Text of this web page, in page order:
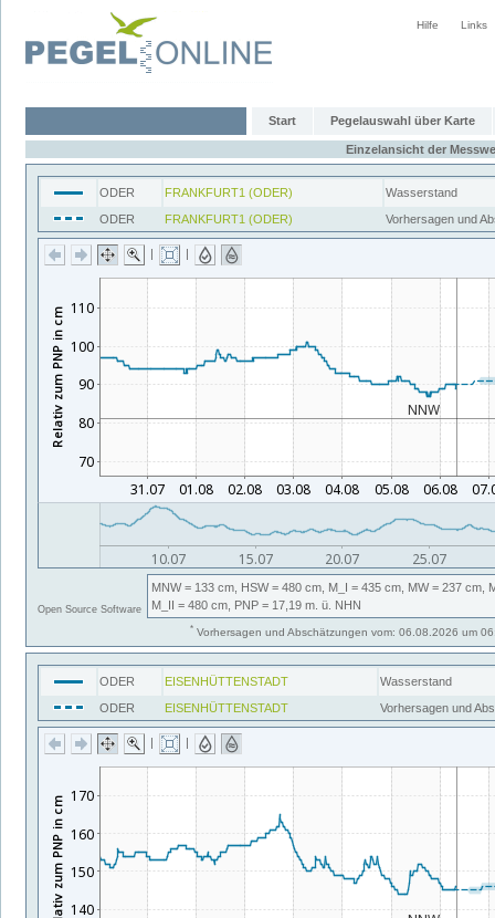
Hilfe Links
Start Pegelauswahl über Karte
Einzelansicht der
ODER FRANKFURT1 (ODER)
Wasserstand
ODER
FRANKFURT1 (ODER) Vorhersagen und
| |
Open Source Software
MNW= 133 cm, HSW= 480 cm, M_I = 435 cm, MW= 237 cm,
M_II = 480 cm, PNP = 17,19 m. ü. NHN
*Vorhersagen und Abschätzungen vom: 06.08.2026 um
ODER EISENHÜTTENSTADT
Wasserstand
ODER
EISENHÜTTENSTADT Vorhersagen und
| |